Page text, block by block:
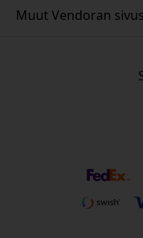
Muut Vendoran